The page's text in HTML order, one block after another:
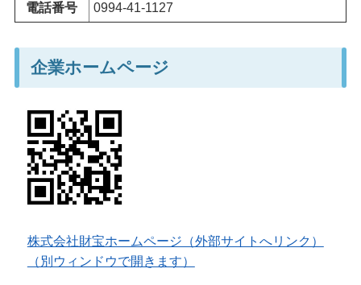
電話番号 0994-41-1127
企業ホームページ
株式会社財宝ホームページ（外部サイトへリンク）
（別ウィンドウで開きます）